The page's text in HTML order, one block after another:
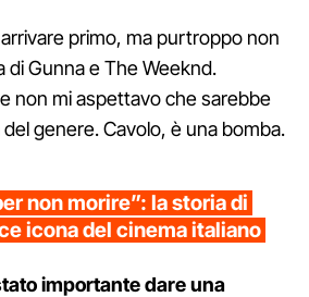
primo, ma purtroppo non
di Gunna e The Weeknd.
non mi aspettavo che sarebbe
genere. Cavolo, è una bomba.
non morire”: la storia di
icona del cinema italiano
importante dare una